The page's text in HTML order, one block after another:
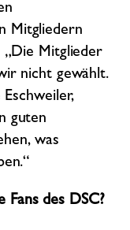
Mitgliedern
„Die Mitglieder
nicht gewählt.
guten
was
Fans des DSC?